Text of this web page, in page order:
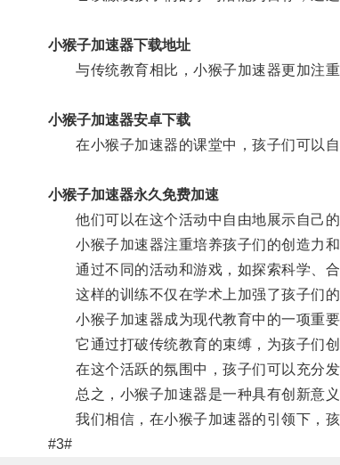
小猴子加速器下载地址
与传统教育相比，小猴子加速器更加注重
小猴子加速器安卓下载
在小猴子加速器的课堂中，孩子们可以自
小猴子加速器永久免费加速
他们可以在这个活动中自由地展示自己的
小猴子加速器注重培养孩子们的创造力和
通过不同的活动和游戏，如探索科学、合
这样的训练不仅在学术上加强了孩子们的
小猴子加速器成为现代教育中的一项重要
它通过打破传统教育的束缚，为孩子们创
在这个活跃的氛围中，孩子们可以充分发
总之，小猴子加速器是一种具有创新意义
我们相信，在小猴子加速器的引领下，孩
#3#